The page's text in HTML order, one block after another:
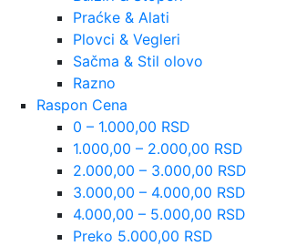
Praćke & Alati
Plovci & Vegleri
Sačma & Stil olovo
Razno
Raspon Cena
0 – 1.000,00 RSD
1.000,00 – 2.000,00 RSD
2.000,00 – 3.000,00 RSD
3.000,00 – 4.000,00 RSD
4.000,00 – 5.000,00 RSD
Preko 5.000,00 RSD